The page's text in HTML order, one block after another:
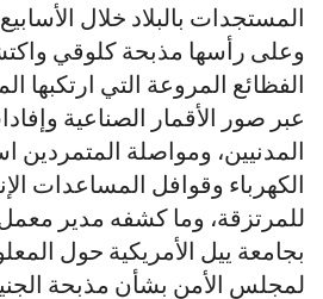
المستجدات بالبلاد خلال
وعلى رأسها مذبحة كلوقي
الفظائع المروعة التي ارتكبها
عبر صور الأقمار الصناعية
المدنيين، ومواصلة
الكهرباء وقوافل المساعدات
للمرتزقة، وما كشفه مدير معمل
بجامعة ييل الأمريكية حول